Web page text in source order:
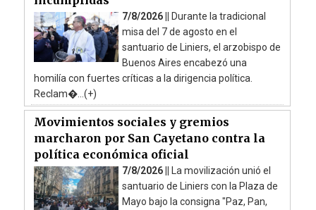
7/8/2026 ||
Durante la tradicional
misa del 7 de agosto en el
santuario de Liniers, el arzobispo de
Buenos Aires encabezó una
homilía con fuertes críticas a la dirigencia política.
Reclam�...(+)
Movimientos sociales y gremios
marcharon por San Cayetano contra la
política económica oficial
7/8/2026 ||
La movilización unió el
santuario de Liniers con la Plaza de
Mayo bajo la consigna "Paz, Pan,